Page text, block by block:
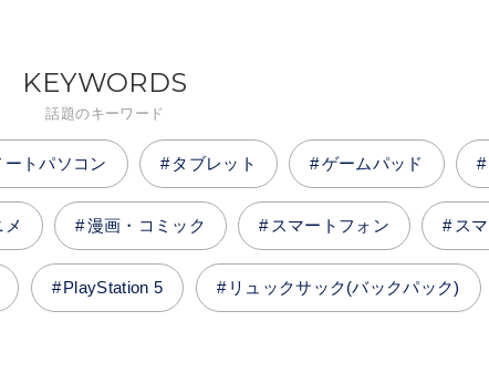
KEYWORDS
話題のキーワード
ートパソコン タブレット ゲームパッド
メ 漫画・コミック スマートフォン ス
PlayStation 5 リュックサック(バックパック)